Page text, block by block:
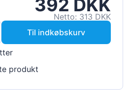
392 DKK
Netto: 313 DKK
Til indkøbskurv
produkt